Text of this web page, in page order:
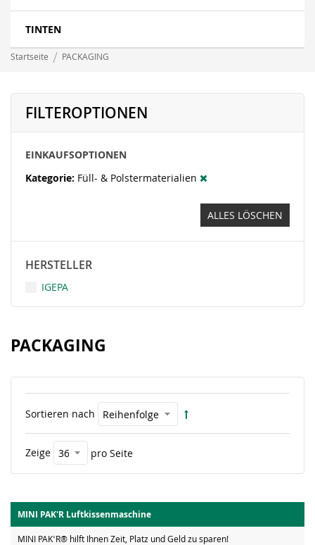
TINTEN
Startseite PACKAGING
PACKAGING
Sortieren nach
Zeige pro Seite
MINI PAK'R Luftkissenmaschine
MINI PAKʻR® hilft Ihnen Zeit, Platz und Geld zu sparen!
FILTEROPTIONEN
EINKAUFSOPTIONEN
Kategorie Füll- & Polstermaterialien
ALLES LÖSCHEN
HERSTELLER
IGEPA